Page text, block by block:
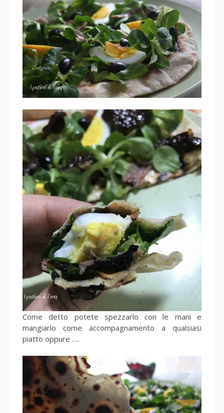
Come detto potete spezzarlo con le mani e
mangiarlo come accompagnamento a qualsiasi
piatto oppure ….